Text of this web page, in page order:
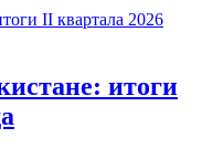
итоги